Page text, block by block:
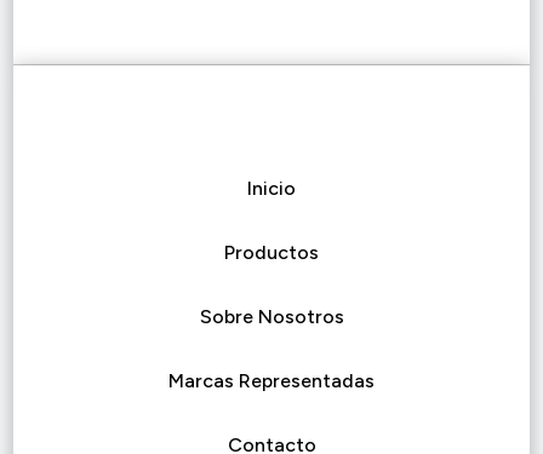
Inicio
Productos
Sobre Nosotros
Marcas Representadas
Contacto